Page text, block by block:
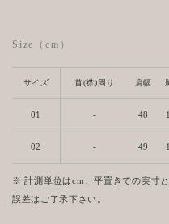
Size（cm）
サイズ 首(襟)周り 肩幅
01 - 48
02 - 49
※ 計測単位はcm、平置きでの実寸
誤差はご了承下さい。